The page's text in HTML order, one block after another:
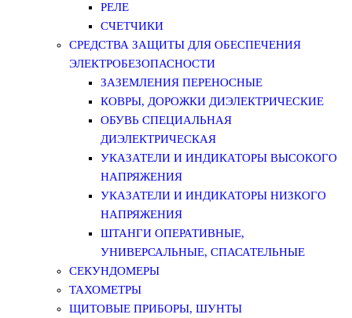
РЕЛЕ
СЧЕТЧИКИ
СРЕДСТВА ЗАЩИТЫ ДЛЯ ОБЕСПЕЧЕНИЯ
ЭЛЕКТРОБЕЗОПАСНОСТИ
ЗАЗЕМЛЕНИЯ ПЕРЕНОСНЫЕ
КОВРЫ, ДОРОЖКИ ДИЭЛЕКТРИЧЕСКИЕ
ОБУВЬ СПЕЦИАЛЬНАЯ
ДИЭЛЕКТРИЧЕСКАЯ
УКАЗАТЕЛИ И ИНДИКАТОРЫ ВЫСОКОГО
НАПРЯЖЕНИЯ
УКАЗАТЕЛИ И ИНДИКАТОРЫ НИЗКОГО
НАПРЯЖЕНИЯ
ШТАНГИ ОПЕРАТИВНЫЕ,
УНИВЕРСАЛЬНЫЕ, СПАСАТЕЛЬНЫЕ
СЕКУНДОМЕРЫ
ТАХОМЕТРЫ
ЩИТОВЫЕ ПРИБОРЫ, ШУНТЫ